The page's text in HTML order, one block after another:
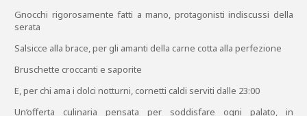
Gnocchi rigorosamente fatti a mano, protagonisti indiscussi della
serata
Salsicce alla brace, per gli amanti della carne cotta alla perfezione
Bruschette croccanti e saporite
E, per chi ama i dolci notturni, cornetti caldi serviti dalle 23:00
Un’offerta culinaria pensata per soddisfare ogni palato, in